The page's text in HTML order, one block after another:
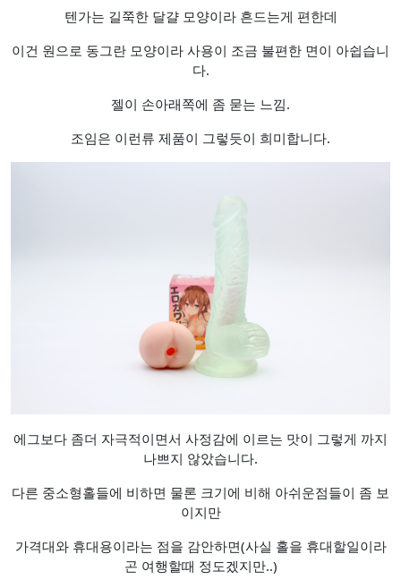
텐가는 길쭉한 달걀 모양이라 흔드는게 편한데
이건 원으로 동그란 모양이라 사용이 조금 불편한 면이 아쉽습니
다.
젤이 손아래쪽에 좀 묻는 느낌.
조임은 이런류 제품이 그렇듯이 희미합니다.
에그보다 좀더 자극적이면서 사정감에 이르는 맛이 그렇게 까지
나쁘지 않았습니다.
다른 중소형홀들에 비하면 물론 크기에 비해 아쉬운점들이 좀 보
이지만
가격대와 휴대용이라는 점을 감안하면(사실 홀을 휴대할일이라
곤 여행할때 정도겠지만..)